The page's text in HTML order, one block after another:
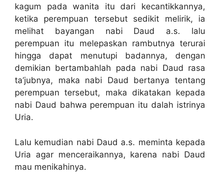
kagum pada wanita itu dari kecantikkannya,
ketika perempuan tersebut sedikit melirik, ia
melihat bayangan nabi Daud a.s. lalu
perempuan itu melepaskan rambutnya terurai
hingga dapat menutupi badannya, dengan
demikian bertambahlah pada nabi Daud rasa
ta’jubnya, maka nabi Daud bertanya tentang
perempuan tersebut, maka dikatakan kepada
nabi Daud bahwa perempuan itu dalah istrinya
Uria.
Lalu kemudian nabi Daud a.s. meminta kepada
Uria agar menceraikannya, karena nabi Daud
mau menikahinya.